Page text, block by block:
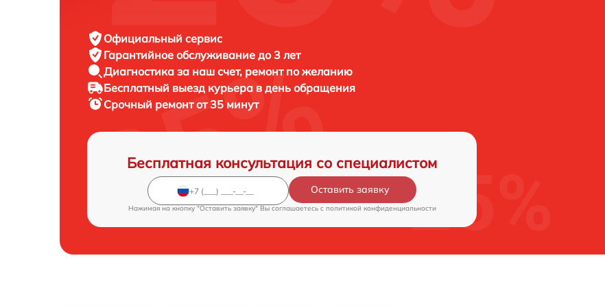
Официальный сервис
Гарантийное обслуживание до 3 лет
Диагностика за наш счет, ремонт по желанию
Бесплатный выезд курьера в день обращения
Срочный ремонтот 35 минут
Бесплатная консультация со специалистом
Оставить заявку
Нажимая на кнопку "Оставить заявку" Вы соглашаетесь c политикой конфиденциальности